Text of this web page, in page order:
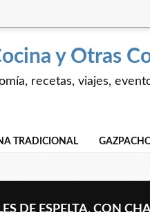
y Otras
recetas, viajes,
TRADICIONAL
DE ESPELTA, CON